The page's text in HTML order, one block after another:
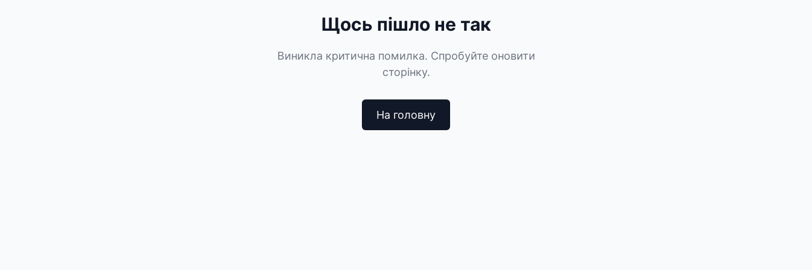
Щось пішло не так
Виникла критична помилка. Спробуйте оновити
сторінку.
На головну